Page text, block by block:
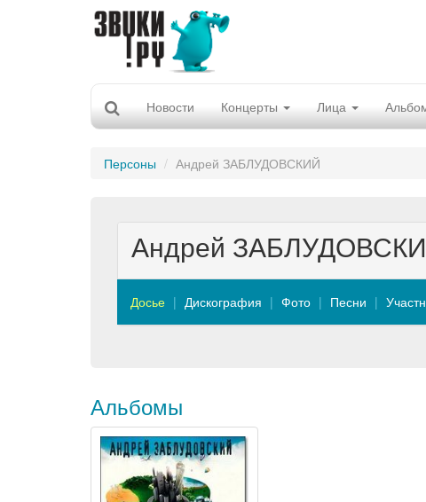
Новости Концерты Лица
Персоны Андрей ЗАБЛУДОВСКИЙ
Андрей
Досье Дискография Фото Песни
Альбомы